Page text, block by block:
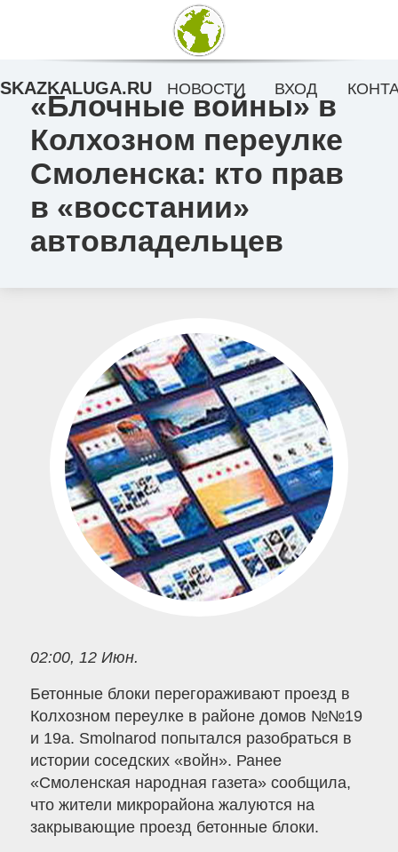
«Блочные войны» в
Колхозном переулке
Смоленска: кто прав
в «восстании»
автовладельцев
02:00, 12 Июн.
Бетонные блоки перегораживают проезд в
Колхозном переулке в районе домов №№19
и 19а. Smolnarod попытался разобраться в
истории соседских «войн». Ранее
«Смоленская народная газета» сообщила,
что жители микрорайона жалуются на
закрывающие проезд бетонные блоки.
SKAZKALUGA.RU НОВОСТИ ВХОД